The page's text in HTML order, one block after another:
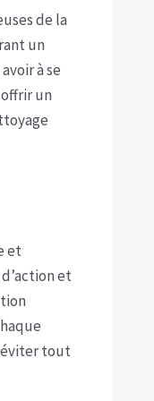
de la
un
à se
un
et
et
éviter tout